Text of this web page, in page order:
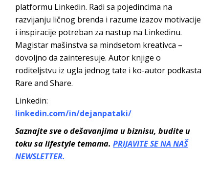
platformu Linkedin. Radi sa pojedincima na
razvijanju ličnog brenda i razume izazov motivacije
i inspiracije potreban za nastup na Linkedinu.
Magistar mašinstva sa mindsetom kreativca –
dovoljno da zainteresuje. Autor knjige o
roditeljstvu iz ugla jednog tate i ko-autor podkasta
Rare and Share.
Linkedin:
linkedin.com/in/dejanpataki/
Saznajte sve o dešavanjima u biznisu, budite u
toku sa lifestyle temama.PRIJAVITE SE NA NAŠ
NEWSLETTER.